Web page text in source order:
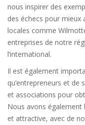
nous inspirer des
des échecs pour mieux
locales comme
entreprises de notre
l’international.
Il est également
qu’entrepreneurs et de
et associations pour
Nous avons également
et attractive, avec de